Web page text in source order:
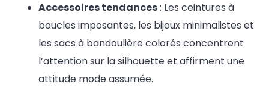
Accessoires tendances: Les ceintures à
boucles imposantes, les bijoux minimalistes et
les sacs à bandoulière colorés concentrent
l’attention sur la silhouette et affirment une
attitude mode assumée.